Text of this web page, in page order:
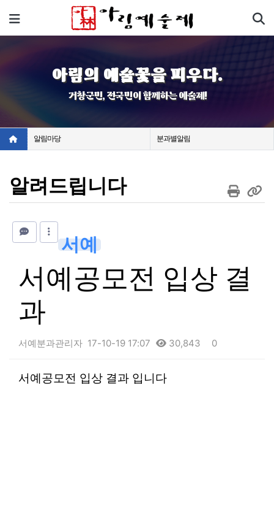
메뉴
아림의 예술꽃을 피우다.
거창군민, 전국민이 함께하는 예술제!
알림마당 분과별알림
알려드립니다
서예
서예공모전 입상 결
과
서예분과관리자 17-10-19 17:07 30,843 0
본문
서예공모전 입상 결과 입니다